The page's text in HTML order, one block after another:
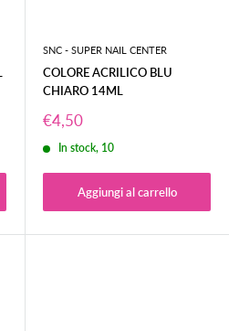
SNC - SUPER NAIL CENTER
COLORE ACRILICO BLU
CHIARO 14ML
Prezzo
scontato
€4,50
In stock, 10
Aggiungi al carrello